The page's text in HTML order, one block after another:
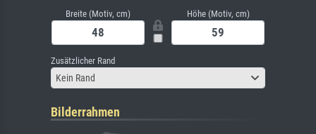
Breite (Motiv, cm) Höhe (Motiv, cm)
Zusätzlicher Rand
Kein Rand
Bilderrahmen